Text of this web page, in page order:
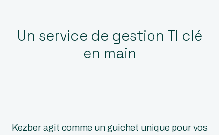
Un service de gestion TI clé
en main
Kezber agit comme un guichet unique pour vos